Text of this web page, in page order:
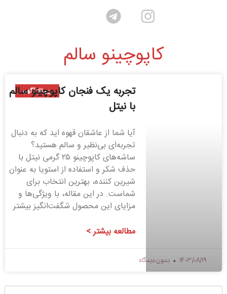
کاپوچینو سالم
رپورتاژ آگهی
تجربه یک فنجان کاپوچینو سالم
با نیتل
آیا شما از عاشقان قهوه اید که به دنبال
تجربه‌ای بی‌نظیر و سالم هستید؟
ساشه‌های کاپوچینو ۲۵ گرمی نیتل با
حذف شکر و استفاده از استویا به عنوان
شیرین کننده، بهترین انتخاب برای
شماست. در این مقاله، با ویژگی‌ها و
مزایای این محصول شگفت‌انگیز بیشتر
مطالعه بیشتر >
1403/08/19 بدون دیدگاه